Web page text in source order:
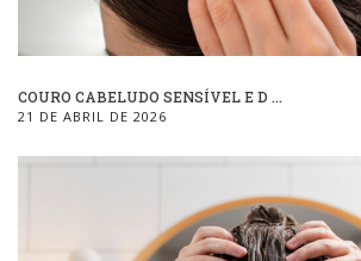
COURO CABELUDO SENSÍVEL E D ...
21 DE ABRIL DE 2026